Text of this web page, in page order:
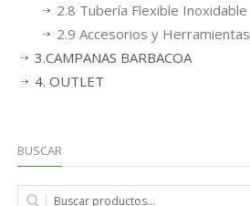
2.8 Tubería Flexible Inoxidable
2.9 Accesorios y Herramientas
3.CAMPANAS BARBACOA
4. OUTLET
BUSCAR